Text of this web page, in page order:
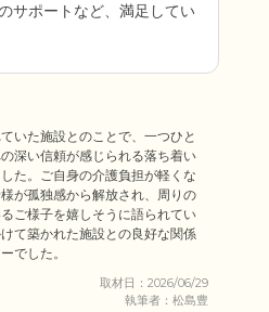
サポートなど、満足してい
いた施設とのことで、一つひと
深い信頼が感じられる落ち着い
た。ご自身の介護負担が軽くな
が孤独感から解放され、周りの
ご様子を嬉しそうに語られてい
て築かれた施設との良好な関係
でした。
取材日：2026/06/29
執筆者：松島豊